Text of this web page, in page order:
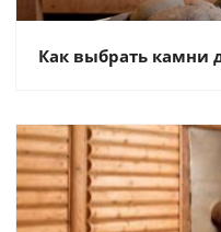
Как выбрать камни